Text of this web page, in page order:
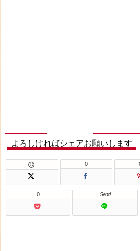
よろしければシェアお願いします
 0
0 Send